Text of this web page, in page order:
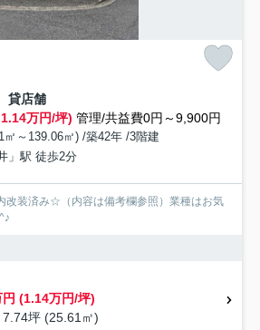
貸店舗
万円/坪) 管理/共益費0円～9,900円
～139.06㎡) /築42年 /3階建
」駅 徒歩2分
改装済み☆（内容は備考欄参照）業種はお気
(1.14万円/坪)
坪 (25.61㎡)